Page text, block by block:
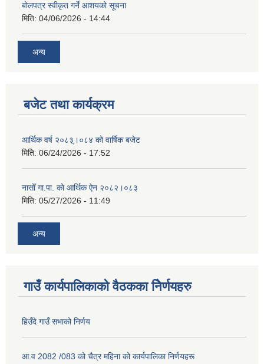
बोलपत्र स्वीकृत गर्ने आशयको सूचना
मिति: 04/06/2026 - 14:44
अन्य
बजेट तथा कार्यक्रम
आर्थिक वर्ष २०८३्।०८४ को वार्षिक बजेट
मिति: 06/24/2026 - 17:52
नासोँ गा.पा. को आर्थिक ऐन २०८२।०८३
मिति: 05/27/2026 - 11:49
अन्य
गाउँ कार्यपालिकाको वैठकका निेर्णयहरु
हिउँदे गाउँ सभाको निर्णय
आ.व 2082 /083 को चैत्र महिना को कार्यपालिका निर्णयहरू